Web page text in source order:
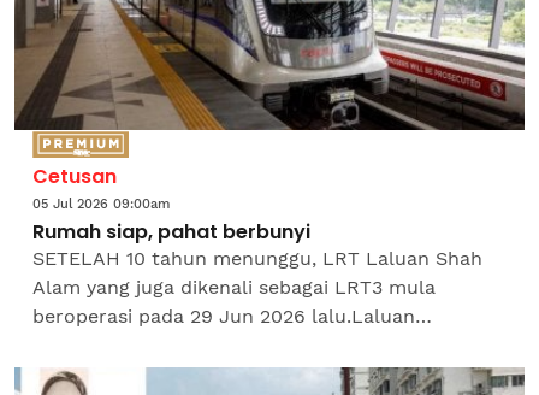
Cetusan
05 Jul 2026 09:00am
Rumah siap, pahat berbunyi
SETELAH 10 tahun menunggu, LRT Laluan Shah
Alam yang juga dikenali sebagai LRT3 mula
beroperasi pada 29 Jun 2026 lalu.Laluan
kawasan padat penduduk dari...